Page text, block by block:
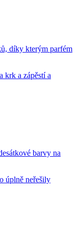
díky kterým parfém
krk a zápěstí a
barvy na
úplně neřešily